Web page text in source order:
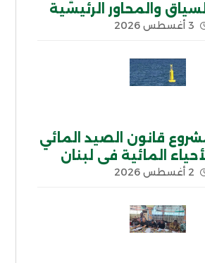
والمحاور الرئيسية
3 أغسطس 2026
قانون الصيد المائي
المائية في لبنان
2 أغسطس 2026